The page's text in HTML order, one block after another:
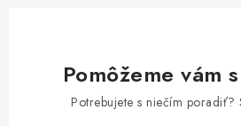
Pomôžeme vám
Potrebujete s niečím poradiť?